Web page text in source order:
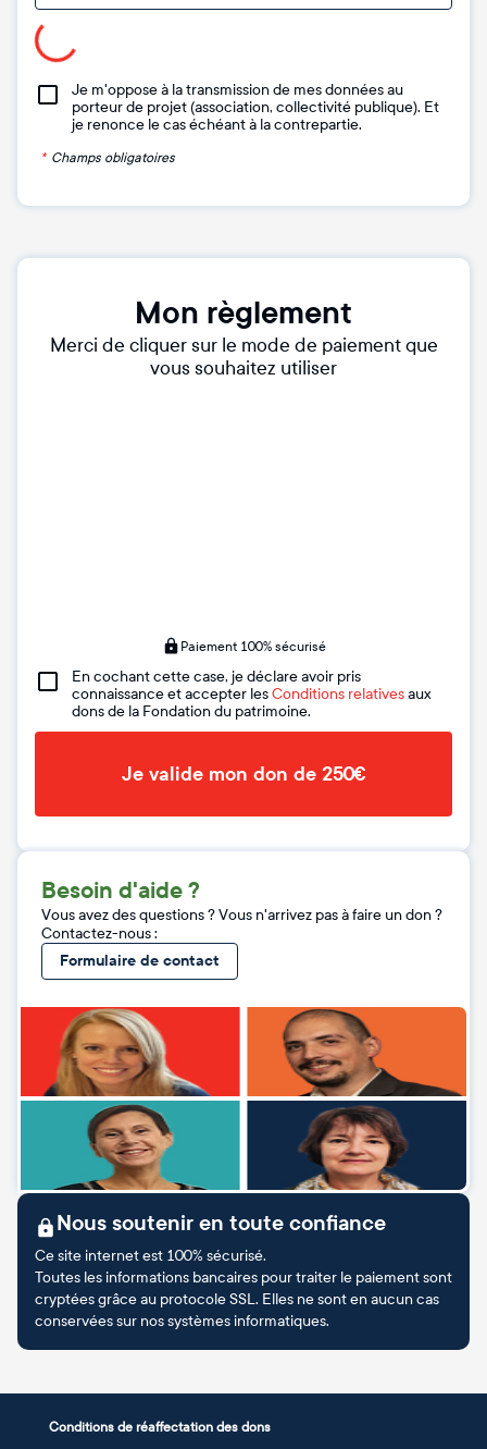
Je m'oppose à la transmission de mes données au
porteur de projet (association, collectivité publique). Et
je renonce le cas échéant à la contrepartie.
* Champs obligatoires
Mon règlement
Merci de cliquer sur le mode de paiement que
vous souhaitez utiliser
Paiement 100% sécurisé
En cochant cette case, je déclare avoir pris
connaissance et accepter lesConditions relativesaux
dons de la Fondation du patrimoine.
Je valide mon don de 250€
Besoin d'aide ?
Vous avez des questions ? Vous n'arrivez pas à faire un don ?
Contactez-nous :
Formulaire de contact
Nous soutenir en toute confiance
Ce site internet est 100% sécurisé.
Toutes les informations bancaires pour traiter le paiement sont
cryptées grâce au protocole SSL. Elles ne sont en aucun cas
conservées sur nos systèmes informatiques.
Conditions de réaffectation des dons